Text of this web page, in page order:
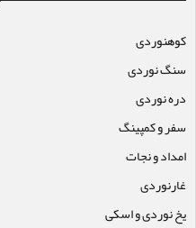
کوهنوردی
سنگ نوردی
دره نوردی
سفر و کمپینگ
امداد و نجات
غارنوردی
یخ نوردی و اسکی